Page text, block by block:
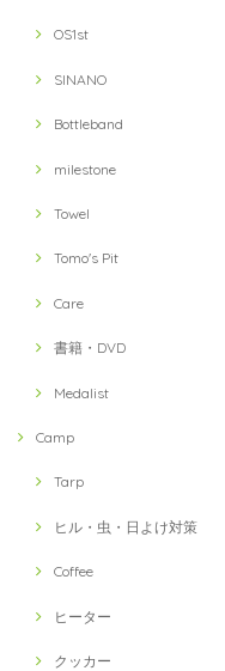
OS1st
SINANO
Bottleband
milestone
Towel
Tomo's Pit
Care
書籍・DVD
Medalist
Camp
Tarp
ヒル・虫・日よけ対策
Coffee
ヒーター
クッカー